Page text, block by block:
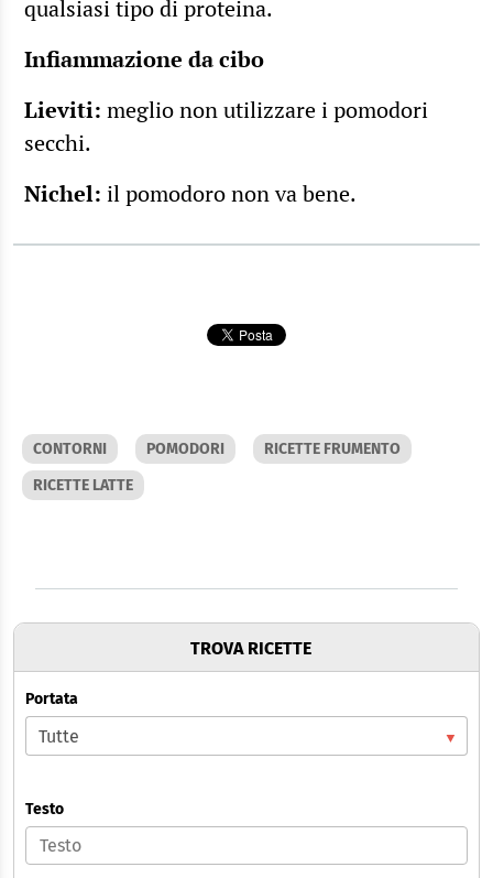
qualsiasi tipo di proteina.
Infiammazione da cibo
Lieviti: meglio non utilizzare i pomodori
secchi.
Nichel: il pomodoro non va bene.
CONTORNI POMODORI
RICETTE FRUMENTO
RICETTE LATTE
TROVA RICETTE
Portata
Testo